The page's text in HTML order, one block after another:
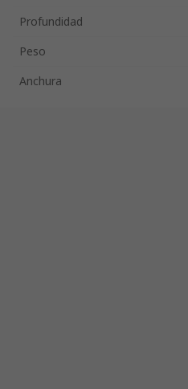
Profundidad
Peso
Anchura